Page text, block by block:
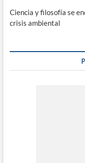
Ciencia y filosofía se
crisis ambiental